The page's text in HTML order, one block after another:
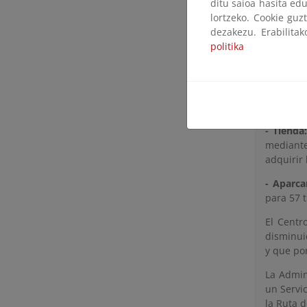
-
coladas
- Tienda:
adquirir
-
para 57
El
y que
La
un
la Ruta
ditu saioa hasita
lortzeko. Cookie
dezakezu.
politika